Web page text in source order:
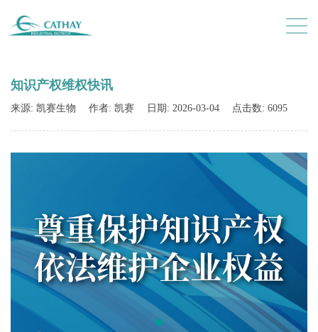
知识产权维权快讯
来源: 凯赛生物 作者: 凯赛 日期: 2026-03-04 点击数: 6095